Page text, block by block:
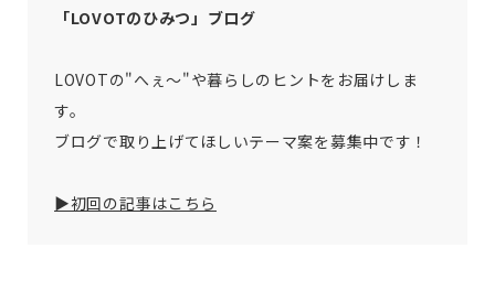
「LOVOTのひみつ」ブログ
LOVOTの"へぇ〜"や暮らしのヒントをお届けしま
す。
ブログで取り上げてほしいテーマ案を募集中です！
▶初回の記事はこちら